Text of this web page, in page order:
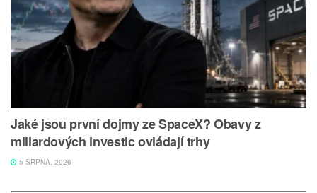
Jaké jsou první dojmy ze SpaceX? Obavy z
miliardových investic ovládají trhy
5 SRPNA, 2026